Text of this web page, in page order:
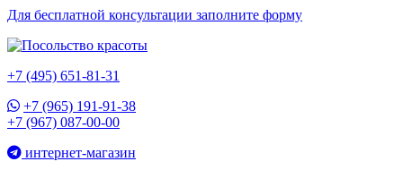
Для бесплатной консультации заполните форму
+7 (495) 651-81-31
+7 (965) 191-91-38
+7 (967) 087-00-00
интернет-магазин